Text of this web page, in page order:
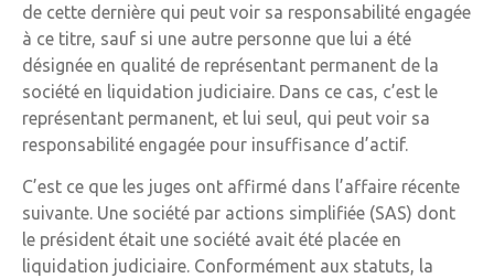
de cette dernière qui peut voir sa responsabilité engagée
à ce titre, sauf si une autre personne que lui a été
désignée en qualité de représentant permanent de la
société en liquidation judiciaire. Dans ce cas, c’est le
représentant permanent, et lui seul, qui peut voir sa
responsabilité engagée pour insuffisance d’actif.
C’est ce que les juges ont affirmé dans l’affaire récente
suivante. Une société par actions simplifiée (SAS) dont
le président était une société avait été placée en
liquidation judiciaire. Conformément aux statuts, la